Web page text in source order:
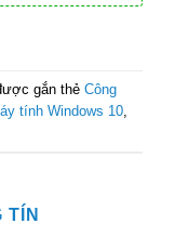
gắn thẻ Công
tính Windows 10
TÍN